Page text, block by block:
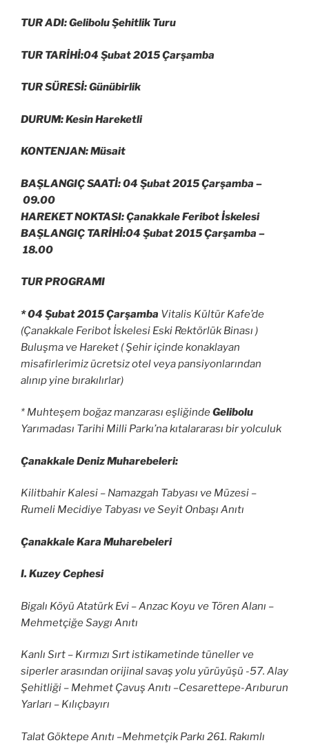
TUR ADI: Gelibolu Şehitlik Turu
TUR TARİHİ:04 Şubat 2015 Çarşamba
TUR SÜRESİ: Günübirlik
DURUM: Kesin Hareketli
KONTENJAN: Müsait
BAŞLANGIÇ SAATİ: 04 Şubat 2015 Çarşamba –
09.00
HAREKET NOKTASI: Çanakkale Feribot İskelesi
BAŞLANGIÇ TARİHİ:04 Şubat 2015 Çarşamba –
18.00
TUR PROGRAMI
* 04 Şubat 2015 Çarşamba Vitalis Kültür Kafe’de
(Çanakkale Feribot İskelesi Eski Rektörlük Binası )
Buluşma ve Hareket ( Şehir içinde konaklayan
misafirlerimiz ücretsiz otel veya pansiyonlarından
alınıp yine bırakılırlar)
* Muhteşem boğaz manzarası eşliğindeGelibolu
Yarımadası Tarihi Milli Parkı’na kıtalararası bir yolculuk
Çanakkale Deniz Muharebeleri:
Kilitbahir Kalesi – Namazgah Tabyası ve Müzesi –
Rumeli Mecidiye Tabyası ve Seyit Onbaşı Anıtı
Çanakkale Kara Muharebeleri
I. Kuzey Cephesi
Bigalı Köyü Atatürk Evi – Anzac Koyu ve Tören Alanı –
Mehmetçiğe Saygı Anıtı
Kanlı Sırt – Kırmızı Sırt istikametinde tüneller ve
siperler arasından orijinal savaş yolu yürüyüşü -57. Alay
Şehitliği – Mehmet Çavuş Anıtı –Cesarettepe-Arıburun
Yarları – Kılıçbayırı
Talat Göktepe Anıtı –Mehmetçik Parkı 261. Rakımlı